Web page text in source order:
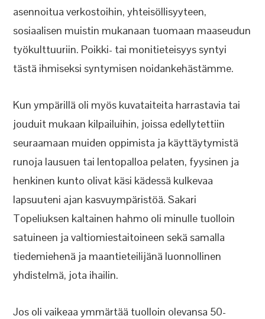
asennoitua verkostoihin, yhteisöllisyyteen,
sosiaalisen muistin mukanaan tuomaan maaseudun
työkulttuuriin. Poikki- tai monitieteisyys syntyi
tästä ihmiseksi syntymisen noidankehästämme.
Kun ympärillä oli myös kuvataiteita harrastavia tai
jouduit mukaan kilpailuihin, joissa edellytettiin
seuraamaan muiden oppimista ja käyttäytymistä
runoja lausuen tai lentopalloa pelaten, fyysinen ja
henkinen kunto olivat käsi kädessä kulkevaa
lapsuuteni ajan kasvuympäristöä. Sakari
Topeliuksen kaltainen hahmo oli minulle tuolloin
satuineen ja valtiomiestaitoineen sekä samalla
tiedemiehenä ja maantieteilijänä luonnollinen
yhdistelmä, jota ihailin.
Jos oli vaikeaa ymmärtää tuolloin olevansa 50-